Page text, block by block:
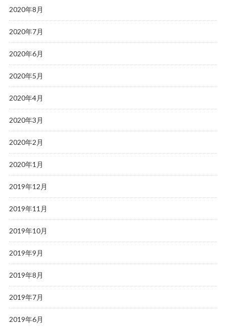
2020年8月
2020年7月
2020年6月
2020年5月
2020年4月
2020年3月
2020年2月
2020年1月
2019年12月
2019年11月
2019年10月
2019年9月
2019年8月
2019年7月
2019年6月